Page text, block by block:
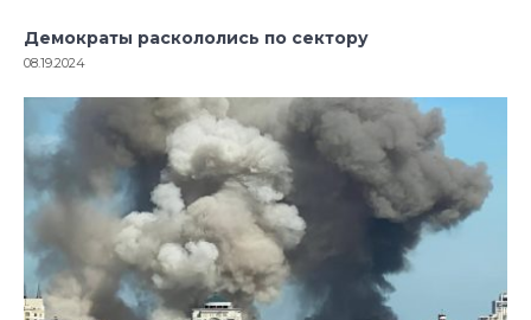
Демократы раскололись по сектору
08.19.2024